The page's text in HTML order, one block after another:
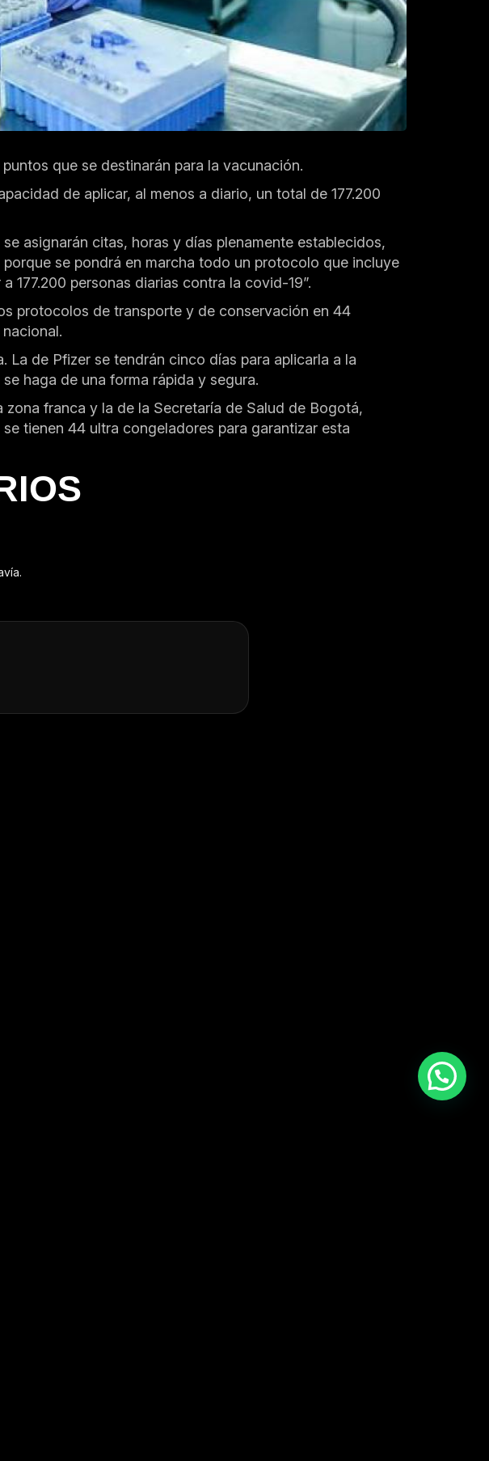
que se destinarán para la vacunación.
de aplicar, al menos a diario, un total de 177.200
asignarán citas, horas y días plenamente establecidos,
se pondrá en marcha todo un protocolo que incluye
177.200 personas diarias contra la covid-19”.
protocolos de transporte y de conservación en 44
de Pfizer se tendrán cinco días para aplicarla a la
haga de una forma rápida y segura.
franca y la de la Secretaría de Salud de Bogotá,
tienen 44 ultra congeladores para garantizar esta